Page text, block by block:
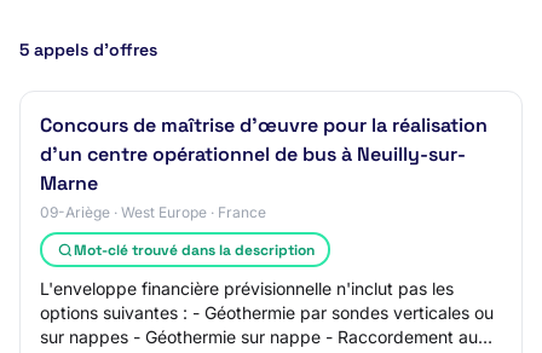
5 appels d’offres
Concours de maîtrise d’œuvre pour la réalisation
d'un centre opérationnel de bus à Neuilly-sur-
Marne
09-Ariège · West Europe · France
Mot-clé trouvé dans la description
L'enveloppe financière prévisionnelle n'inclut pas les
options suivantes : - Géothermie par sondes verticales ou
sur nappes - Géothermie sur nappe - Raccordement au